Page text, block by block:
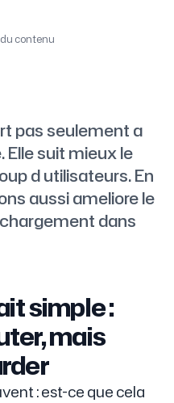
contenu
pas seulement a
suit mieux le
d utilisateurs. En
aussi ameliore le
dans
simple :
mais
: est-ce que cela